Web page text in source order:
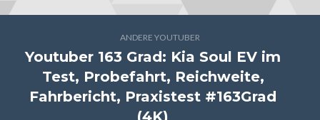
ANDERE YOUTUBER
Youtuber 163 Grad: Kia Soul EV im
Test, Probefahrt, Reichweite,
Fahrbericht, Praxistest #163Grad
(4K)